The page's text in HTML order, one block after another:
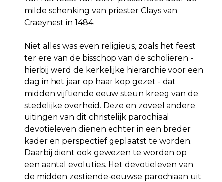
milde schenking van priester Clays van
Craeynest in 1484.
Niet alles was even religieus, zoals het feest
ter ere van de bisschop van de scholieren -
hierbij werd de kerkelijke hiërarchie voor een
dag in het jaar op haar kop gezet - dat
midden vijftiende eeuw steun kreeg van de
stedelijke overheid. Deze en zoveel andere
uitingen van dit christelijk parochiaal
devotieleven dienen echter in een breder
kader en perspectief geplaatst te worden.
Daarbij dient ook gewezen te worden op
een aantal evoluties. Het devotieleven van
de midden zestiende-eeuwse parochiaan uit